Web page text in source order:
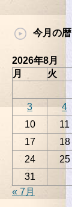
今月の暦
2026年8月
月
火
3
4
10
11
17
18
24
25
31
« 7月